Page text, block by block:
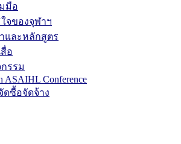
มือ
จของจุฬาฯ
และหลักสูตร
อ
รรม
ASAIHL Conference
ดซื้อจัดจ้าง